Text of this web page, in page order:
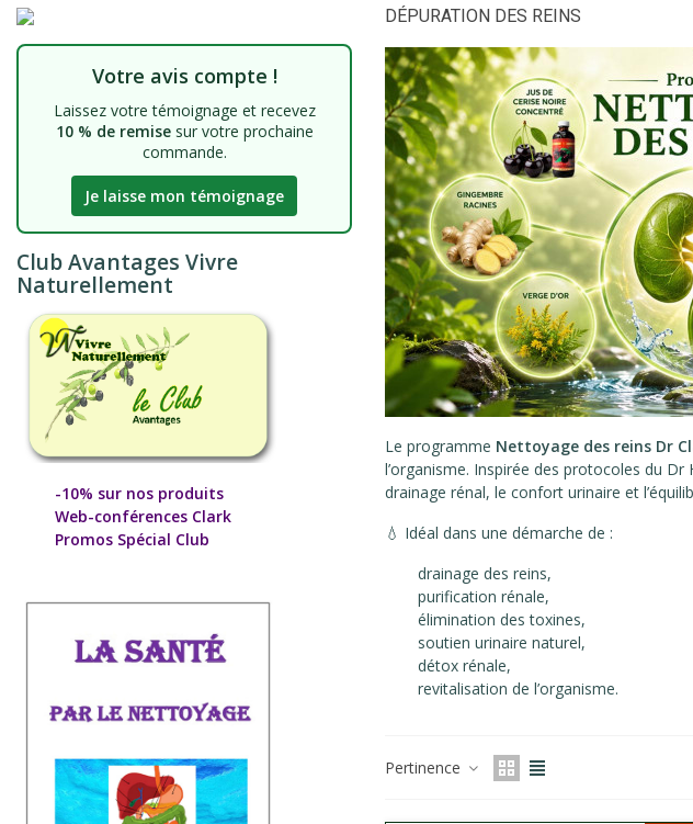
Votre avis compte !
Laissez votre témoignage et recevez
10 % de remisesur votre prochaine
commande.
Je laisse mon témoignage
Club Avantages Vivre
Naturellement
-10% sur nos produits
Web-conférences Clark
Promos Spécial Club
DÉPURATION DES REINS
Le programme Nettoyage des reins Dr
l’organisme. Inspirée des protocoles du
drainage rénal, le confort urinaire et
💧 Idéal dans une démarche de :
drainage des reins,
purification rénale,
élimination des toxines,
soutien urinaire naturel,
détox rénale,
revitalisation de l’organisme.
Pertinence